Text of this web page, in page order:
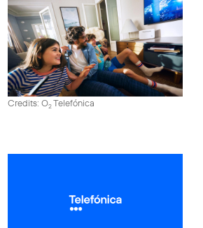
Credits: O2Telefónica